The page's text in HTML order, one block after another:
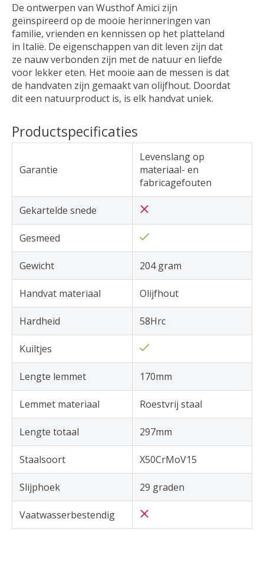
De ontwerpen van Wusthof Amici zijn
geïnspireerd op de mooie herinneringen van
familie, vrienden en kennissen op het platteland
in Italië. De eigenschappen van dit leven zijn dat
ze nauw verbonden zijn met de natuur en liefde
voor lekker eten. Het mooie aan de messen is dat
de handvaten zijn gemaakt van olijfhout. Doordat
dit een natuurproduct is, is elk handvat uniek.
Productspecificaties
Garantie
Levenslang op
materiaal- en
fabricagefouten
Gekartelde snede
Gesmeed
Gewicht 204 gram
Handvat materiaal Olijfhout
Hardheid 58Hrc
Kuiltjes
Lengte lemmet 170mm
Lemmet materiaal Roestvrij staal
Lengte totaal 297mm
Staalsoort X50CrMoV15
Slijphoek 29 graden
Vaatwasserbestendig